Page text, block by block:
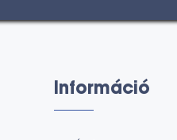
Információ